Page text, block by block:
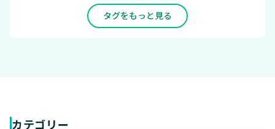
タグをもっと見る
カテゴリー